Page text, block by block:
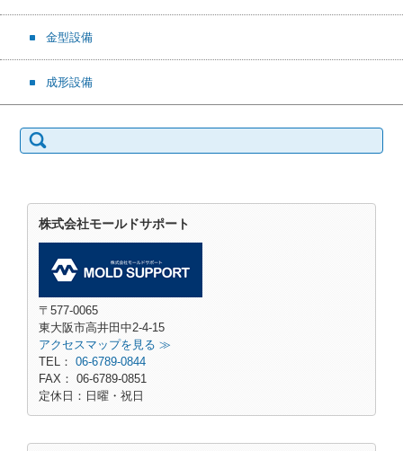
金型設備
成形設備
検索:
株式会社モールドサポート
〒577-0065
東大阪市高井田中2-4-15
アクセスマップを見る ≫
TEL： 06-6789-0844
FAX： 06-6789-0851
定休日：日曜・祝日